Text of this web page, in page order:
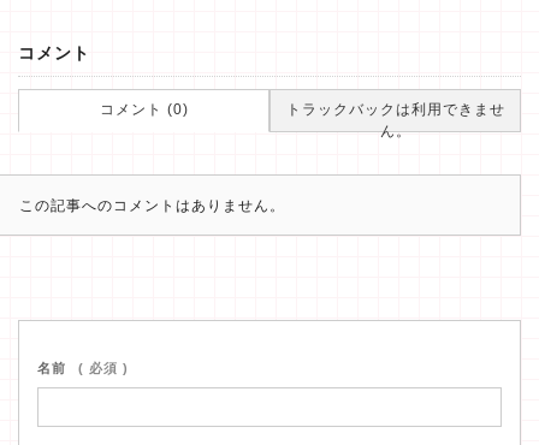
コメント
コメント (0)
トラックバックは利用できませ
ん。
この記事へのコメントはありません。
名前 ( 必須 )